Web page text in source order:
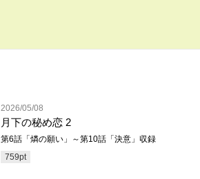
2026/05/08
月下の秘め恋 2
第6話「燐の願い」～第10話「決意」収録
759pt